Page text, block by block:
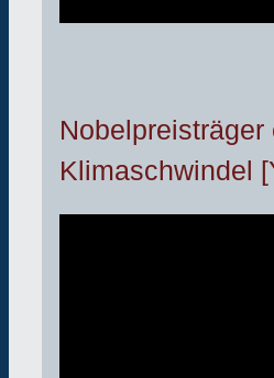
Nobelpreisträger
Klimaschwindel